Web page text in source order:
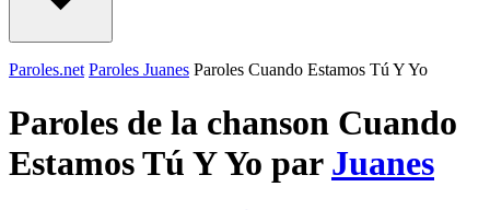
Paroles.net Paroles Juanes Paroles Cuando Estamos Tú Y Yo
Paroles de la chanson Cuando
Estamos Tú Y Yo par Juanes